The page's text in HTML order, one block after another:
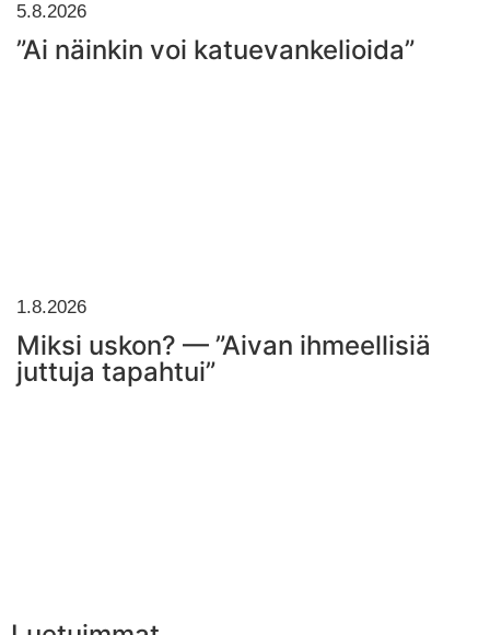
5.8.2026
”Ai näinkin voi katuevankelioida”
1.8.2026
Miksi uskon? — ”Aivan ihmeellisiä
juttuja tapahtui”